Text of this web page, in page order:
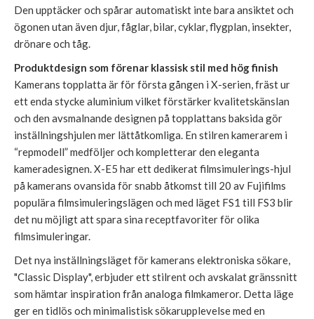
Den upptäcker och spårar automatiskt inte bara ansiktet och
ögonen utan även djur, fåglar, bilar, cyklar, flygplan, insekter,
drönare och tåg.
Produktdesign som förenar klassisk stil med hög finish
Kamerans topplatta är för första gången i X-serien, fräst ur
ett enda stycke aluminium vilket förstärker kvalitetskänslan
och den avsmalnande designen på topplattans baksida gör
inställningshjulen mer lättåtkomliga. En stilren kamerarem i
“repmodell” medföljer och kompletterar den eleganta
kameradesignen. X-E5 har ett dedikerat filmsimulerings-hjul
på kamerans ovansida för snabb åtkomst till 20 av Fujifilms
populära filmsimuleringslägen och med läget FS1 till FS3 blir
det nu möjligt att spara sina receptfavoriter för olika
filmsimuleringar.
Det nya inställningsläget för kamerans elektroniska sökare,
"Classic Display", erbjuder ett stilrent och avskalat gränssnitt
som hämtar inspiration från analoga filmkameror. Detta läge
ger en tidlös och minimalistisk sökarupplevelse med en